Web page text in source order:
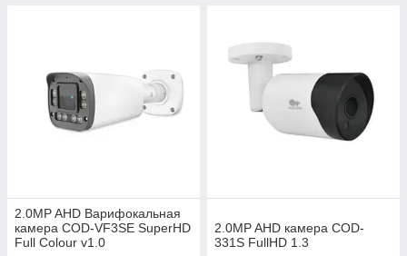
2.0MP AHD Варифокальная
камера COD-VF3SE SuperHD
Full Colour v1.0
2.0MP AHD камера COD-
331S FullHD 1.3